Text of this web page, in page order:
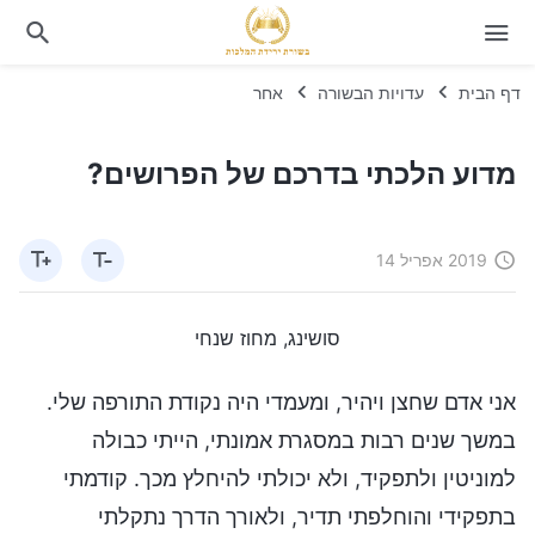
דף הבית עדויות הבשורה אחר
מדוע הלכתי בדרכם של הפרושים?
2019 אפריל 14
סושינג, מחוז שנחי
אני אדם שחצן ויהיר, ומעמדי היה נקודת התורפה שלי.
במשך שנים רבות במסגרת אמונתי, הייתי כבולה
למוניטין ולתפקיד, ולא יכולתי להיחלץ מכך. קודמתי
בתפקידי והוחלפתי תדיר, ולאורך הדרך נתקלתי